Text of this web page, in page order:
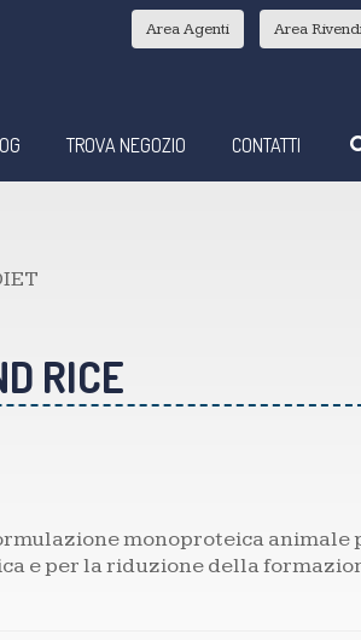
Area Agenti Area
TROVA NEGOZIO CONTATTI
RICE
monoproteica animale
e per la riduzione della